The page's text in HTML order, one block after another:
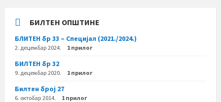
БИЛТЕН ОПШТИНЕ
БЛИТЕН бр 33 – Специјал (2021./2024.)
2. децембар 2024. 1 прилог
БИЛТЕН бр 32
9. децембар 2020. 1 прилог
Билтен број 27
6. октобар 2014. 1 прилог